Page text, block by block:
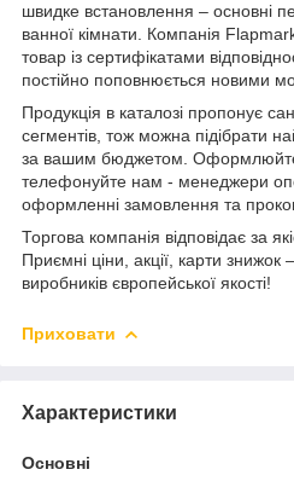
швидке встановлення – основні
ванної кімнати. Компанія
товар із сертифікатами
постійно поповнюється новими
Продукція в каталозі пропонує
сегментів, тож можна підібрати
за вашим бюджетом.
телефонуйте нам - менеджери
оформленні замовлення та
Торгова компанія відповідає за
Приємні ціни, акції, карти знижок
виробників європейської якості!
Приховати
Характеристики
Основні